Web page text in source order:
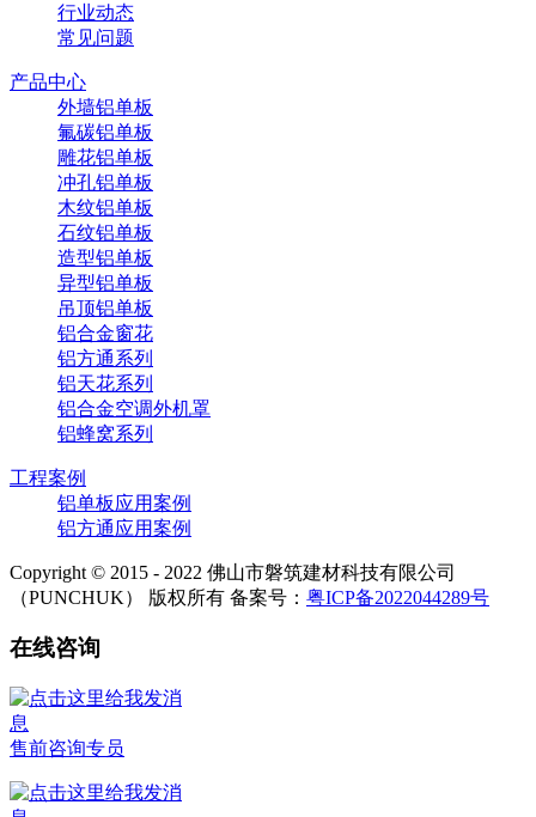
行业动态
常见问题
产品中心
外墙铝单板
氟碳铝单板
雕花铝单板
冲孔铝单板
木纹铝单板
石纹铝单板
造型铝单板
异型铝单板
吊顶铝单板
铝合金窗花
铝方通系列
铝天花系列
铝合金空调外机罩
铝蜂窝系列
工程案例
铝单板应用案例
铝方通应用案例
Copyright © 2015 - 2022 佛山市磐筑建材科技有限公司
（PUNCHUK） 版权所有 备案号： 粤ICP备2022044289号
在线咨询
售前咨询专员